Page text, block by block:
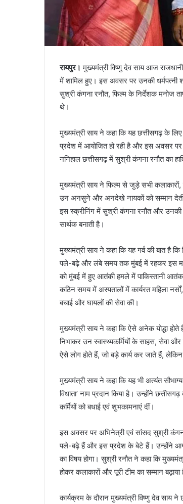
रायपुर।मुख्यमंत्री विष्णु देव साय आज राजधानी
में शामिल हुए। इस अवसर पर उनकी धर्मपत्नी
सुश्री कंगना रनौत, फिल्म के निर्देशक मनोज
थे।
मुख्यमंत्री साय ने कहा कि यह छत्तीसगढ़ के लिए
प्रदेश में आयोजित हो रही है और इस अवसर पर
ननिहाल छत्तीसगढ़ में सुश्री कंगना रनौत का
मुख्यमंत्री साय ने फिल्म से जुड़े सभी कलाकारों,
उन अनसुने और अनदेखे नायकों को सम्मान देती
इस स्क्रीनिंग में सुश्री कंगना रनौत और उनकी
सार्थक बनाती है।
मुख्यमंत्री साय ने कहा कि यह गर्व की बात है
पले-बढ़े और लंबे समय तक मुंबई में रहकर इस
को मुंबई में हुए आतंकी हमले में पाकिस्तानी
कठिन समय में अस्पतालों में कार्यरत महिला
बचाई और घायलों की सेवा की।
मुख्यमंत्री साय ने कहा कि ऐसे अनेक योद्धा
निभाकर उन स्वास्थ्यकर्मियों के साहस, सेवा
ऐसे लोग होते हैं, जो बड़े कार्य कर जाते हैं, लेकिन
मुख्यमंत्री साय ने कहा कि यह भी अत्यंत
विधाता’ नाम प्रदान किया है। उन्होंने
कर्मियों को बधाई एवं शुभकामनाएं दीं।
इस अवसर पर अभिनेत्री एवं सांसद सुश्री
पले-बढ़े हैं और इस प्रदेश के बेटे हैं। उन्होंने
का विषय होगा। सुश्री रनौत ने कहा कि
होकर कलाकारों और पूरी टीम का सम्मान
कार्यक्रम के दौरान मुख्यमंत्री विष्णु देव साय ने